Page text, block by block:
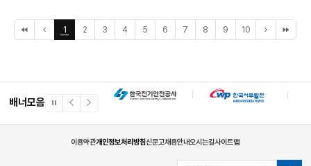
10만원 - 입선(작품수 127) : 기념품 ● 문의처 : 전기신문 사업팀(02-2168-
1362) ※ 후원/협찬 : 산업통상자원부, 서울예대, 공공기관 등※ 작품규격 및 공모전 관
3. 14. 월요일 10:00 ~ 13:00(3시간) □ 장 소 ㅇ 대면 : 대한전기협회 실증연구센
터 2층 교육장(충북 제천시 소재) ㅇ 비대면 : 온라인(Zoom) □ 모집인원 : 대면(현장
기협회 기술기준처 ㅇ 수강신청 방법 ⇨ 수강신청서(첨부2)를 작성하여 E–Mail 신
청 □ 교육비용 : 무료 자세한 내용은 첨부파일 참조하시길 바랍니다.
음
전
1 2 3 4 5 6 7 8 9 10
음
페
배너모음
일
이
너
다
너
이용약관개인정보처리방침신문고채용안내오시는길사이트맵